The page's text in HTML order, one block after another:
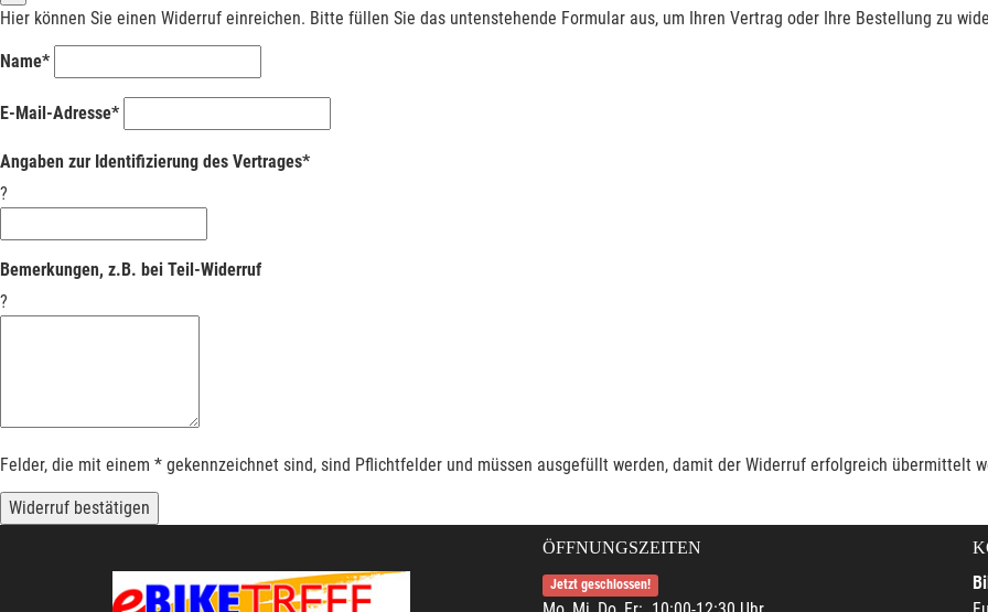
Hier können Sie einen Widerruf einreichen. Bitte füllen Sie das untenstehende Formular aus, um Ihren Vertrag oder Ihre Bestellung zu
Name*
E-Mail-Adresse*
Angaben zur Identifizierung des Vertrages*
?
Bemerkungen, z.B. bei Teil-Widerruf
?
Felder, die mit einem * gekennzeichnet sind, sind Pflichtfelder und müssen ausgefüllt werden, damit der Widerruf erfolgreich übermittelt
Widerruf bestätigen
ÖFFNUNGSZEITEN
Jetzt geschlossen!